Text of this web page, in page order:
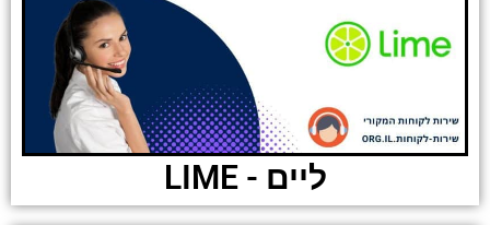
ליים - LIME